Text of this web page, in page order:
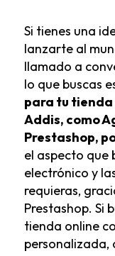
Si tienes una
lanzarte al
llamado a
lo que buscas
para tu tienda
Addis, como
Prestashop,
el aspecto que
electrónico y
requieras,
Prestashop. Si
tienda online
personalizada,